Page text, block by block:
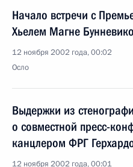
Начало встречи с
Хьелем Магне
12 ноября 2002 года, 00:02
Осло
Выдержки из
о совместной пресс-
канцлером ФРГ
12 ноября 2002 года, 00:01